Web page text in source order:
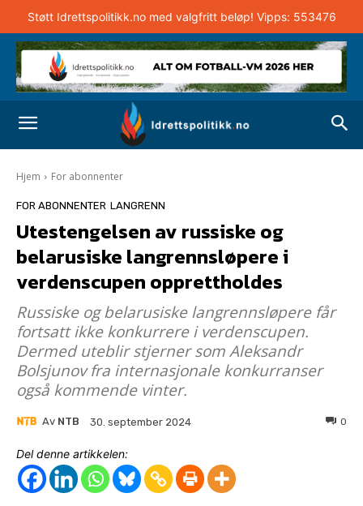
Støtt Idrettspolitikk.no med valgfritt beløp! Vipps: 553476
Hjem For abonnenter
FOR ABONNENTER LANGRENN
Utestengelsen av russiske og
belarusiske langrennsløpere i
verdenscupen opprettholdes
Russiske og belarusiske langrennsløpere får
fortsatt ikke konkurrere i verdenscupen.
Dermed uteblir stjerner som Aleksandr
Bolsjunov fra internasjonale konkurranser
også kommende vinter.
Av NTB 30. september 2024 0
Del denne artikkelen: